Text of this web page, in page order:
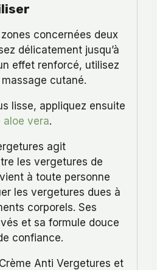
concernées deux
délicatement jusqu’à
effet renforcé, utilisez
cutané.
lisse, appliquez ensuite
aloe vera.
agit
les vergetures de
à toute personne
les vergetures dues à
corporels. Ses
et sa formule douce
confiance.
Anti Vergetures et